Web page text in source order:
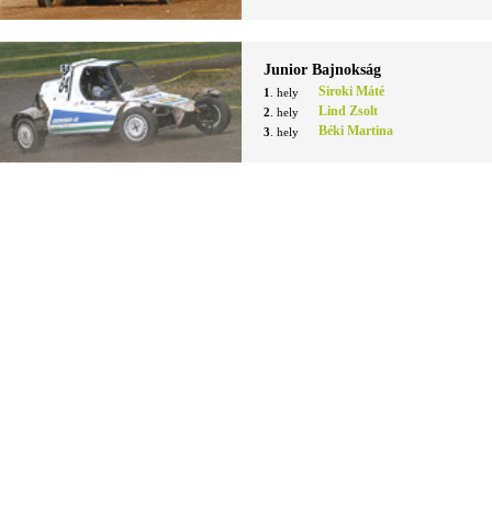
Junior Bajnokság
1 . hely Siroki Máté
2 . hely Lind Zsolt
3 . hely Béki Martina